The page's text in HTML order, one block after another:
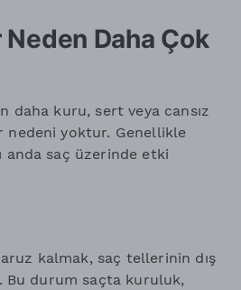
Neden Daha Çok
daha kuru, sert veya cansız
nedeni yoktur. Genellikle
anda saç üzerinde etki
kalmak, saç tellerinin dış
Bu durum saçta kuruluk,